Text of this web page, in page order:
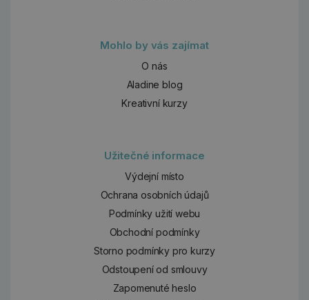
Mohlo by vás zajímat
O nás
Aladine blog
Kreativní kurzy
Užitečné informace
Výdejní místo
Ochrana osobních údajů
Podmínky užití webu
Obchodní podmínky
Storno podmínky pro kurzy
Odstoupení od smlouvy
Zapomenuté heslo